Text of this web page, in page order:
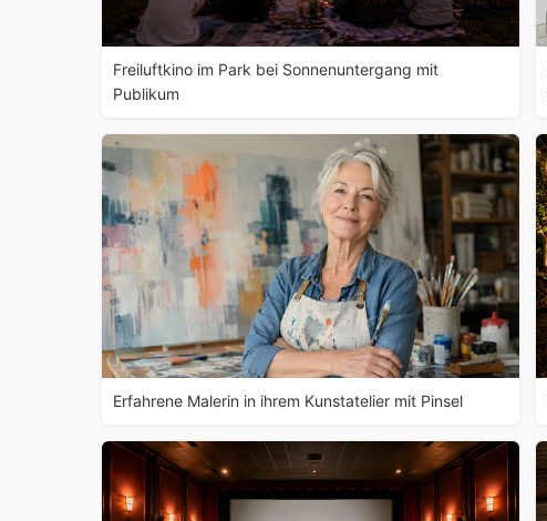
Freiluftkino im Park bei Sonnenuntergang mit
Publikum
Erfahrene Malerin in ihrem Kunstatelier mit Pinsel